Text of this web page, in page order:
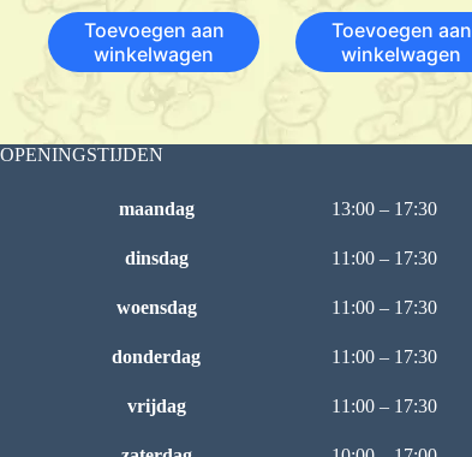
Toevoegen aan
winkelwagen
Toevoegen aan
winkelwagen
OPENINGSTIJDEN
maandag 13:00 – 17:30
dinsdag 11:00 – 17:30
woensdag 11:00 – 17:30
donderdag 11:00 – 17:30
vrijdag 11:00 – 17:30